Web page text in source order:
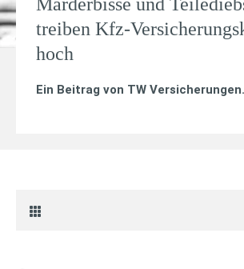
treiben Kfz-
hoch
Ein Beitrag von TW Versicherungen.